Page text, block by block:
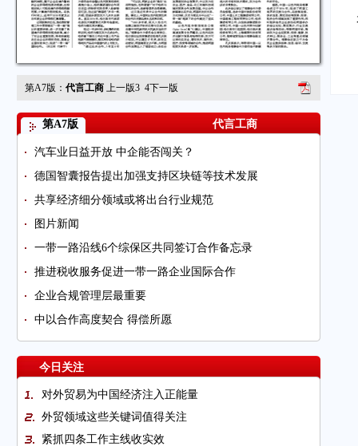
第A7版： 代言工商 上一版3 4下一版
第A7版 代言工商
汽车业日益开放 中企能否闯关？
德国智囊报告提出加强支持区块链等技术发展
共享经济细分领域或将出台行业规范
图片新闻
一带一路沿线6个综保区共同签订合作备忘录
推进税收服务促进一带一路企业国际合作
企业合规管理层最重要
中以合作高度契合 得偿所愿
今日关注
对外贸易为中国经济注入正能量
外贸领域这些关键词值得关注
紧抓四条工作主线收实效